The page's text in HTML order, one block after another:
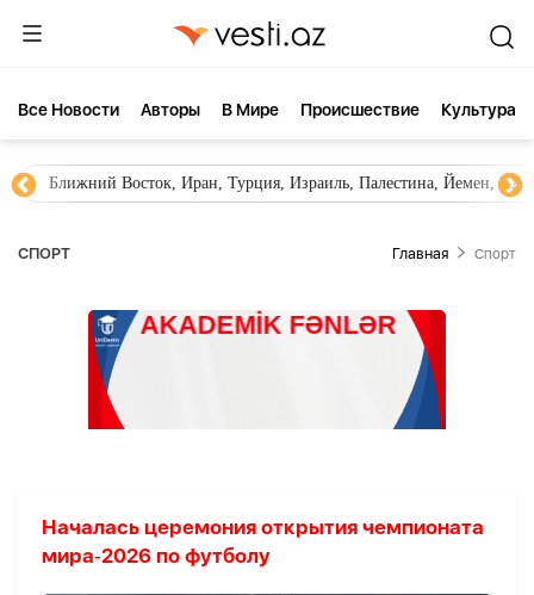
Все Новости Aвторы В Мире Происшествие Культура
Ближний Восток, Иран, Турция, Израиль, Палестина, Йемен,
СПОРТ Главная Спорт
Началась церемония открытия чемпионата
мира‑2026 по футболу